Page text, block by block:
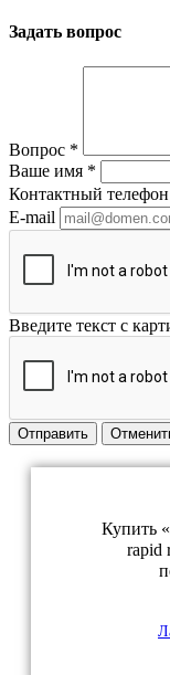
Задать вопрос
Вопрос *
Ваше имя *
Контактный телефон
E-mail
Введите текст с
Отправить
Купить
rapid